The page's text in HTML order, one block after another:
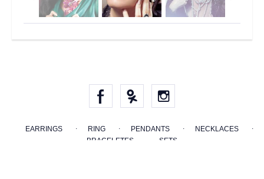
EARRINGS RING PENDANTS
NECKLACES
BRACELETES
SETS